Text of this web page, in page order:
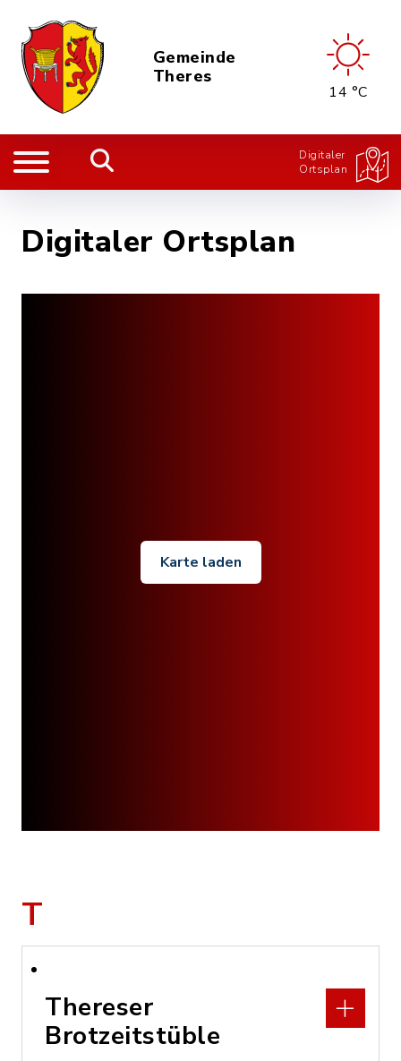
Gemeinde
Theres
14 °C
Digitaler
Ortsplan
Digitaler Ortsplan
Karte laden
T
Thereser
Brotzeitstüble